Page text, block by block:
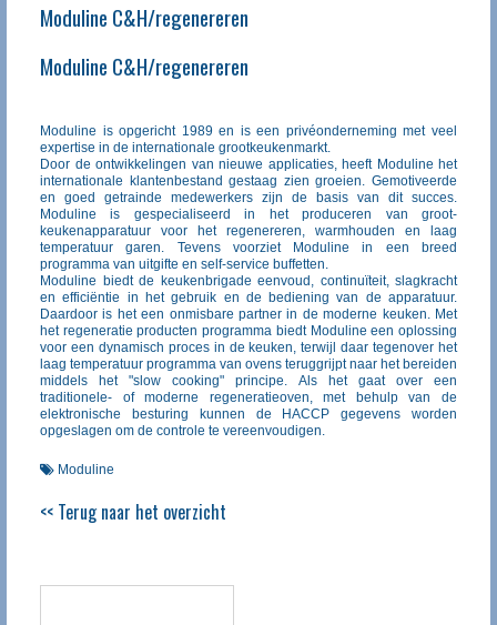
Moduline C&H/regenereren
Moduline C&H/regenereren
Moduline is opgericht 1989 en is een privéonderneming met veel
expertise in de internationale grootkeukenmarkt.
Door de ontwikkelingen van nieuwe applicaties, heeft Moduline het
internationale klantenbestand gestaag zien groeien. Gemotiveerde
en goed getrainde medewerkers zijn de basis van dit succes.
Moduline is gespecialiseerd in het produceren van groot-
keukenapparatuur voor het regenereren, warmhouden en laag
temperatuur garen. Tevens voorziet Moduline in een breed
programma van uitgifte en self-service buffetten.
Moduline biedt de keukenbrigade eenvoud, continuïteit, slagkracht
en efficiëntie in het gebruik en de bediening van de apparatuur.
Daardoor is het een onmisbare partner in de moderne keuken. Met
het regeneratie producten programma biedt Moduline een oplossing
voor een dynamisch proces in de keuken, terwijl daar tegenover het
laag temperatuur programma van ovens teruggrijpt naar het bereiden
middels het "slow cooking" principe. Als het gaat over een
traditionele- of moderne regeneratieoven, met behulp van de
elektronische besturing kunnen de HACCP gegevens worden
opgeslagen om de controle te vereenvoudigen.
Moduline
<< Terug naar het overzicht